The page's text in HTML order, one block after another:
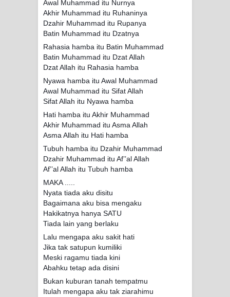
SYARAHAN TINGKAT TINGGI
TASAWWUF*
Syahadat… tapi belum benar-benar
menyaksikan.
KISAH WALI SUFI, YANG BACAAN
SURAT AL-FATIHAHNYA TIDAK
FASIH. TAPI SINGA PUN TUNDUK
PADANYA
SIHIR? JANGAN MUDAH
TERPESONA, JANGAN JUGA
MUDAH MENGHUKUM
DI TANGAN MURSYID, CINTA
MENEMUKAN JALAN PULANG
Awal Muhammad itu Nurnya
Akhir Muhammad itu Ruhaninya
Dzahir Muhammad itu Rupanya
Batin Muhammad itu Dzatnya
Rahasia hamba itu Batin Muhammad
Batin Muhammad itu Dzat Allah
Dzat Allah itu Rahasia hamba
Nyawa hamba itu Awal Muhammad
Awal Muhammad itu Sifat Allah
Sifat Allah itu Nyawa hamba
Hati hamba itu Akhir Muhammad
Akhir Muhammad itu Asma Allah
Asma Allah itu Hati hamba
Tubuh hamba itu Dzahir Muhammad
Dzahir Muhammad itu Af’’al Allah
Af’’al Allah itu Tubuh hamba
MAKA .....
Nyata tiada aku disitu
Bagaimana aku bisa mengaku
Hakikatnya hanya SATU
Tiada lain yang berlaku
Lalu mengapa aku sakit hati
Jika tak satupun kumiliki
Meski ragamu tiada kini
Abahku tetap ada disini
Bukan kuburan tanah tempatmu
Itulah mengapa aku tak ziarahimu